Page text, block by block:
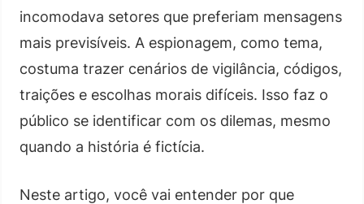
incomodava setores que preferiam mensagens
mais previsíveis. A espionagem, como tema,
costuma trazer cenários de vigilância, códigos,
traições e escolhas morais difíceis. Isso faz o
público se identificar com os dilemas, mesmo
quando a história é fictícia.
Neste artigo, você vai entender por que